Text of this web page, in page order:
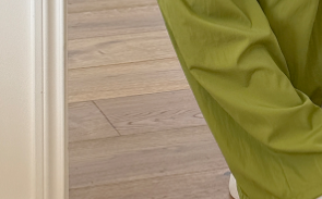
세트할인 ~30%
티셔츠
니트
블라우스
원피스